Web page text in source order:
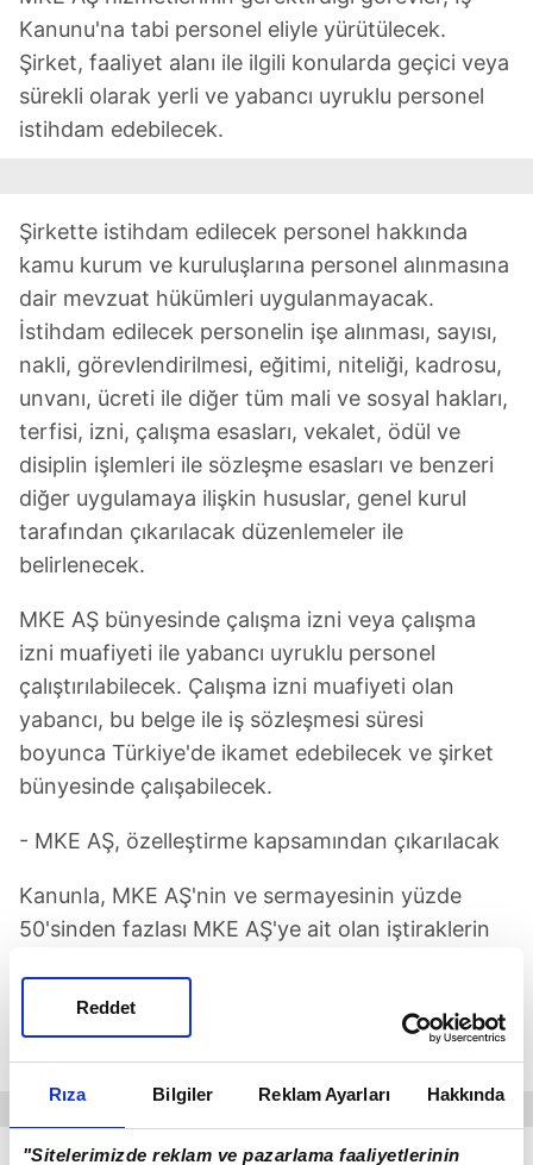
Rıza Bilgiler Reklam Ayarları Hakkında
"Sitelerimizde reklam ve pazarlama faaliyetlerinin
Reddet
Kanunu'na tabi personel eliyle yürütülecek.
Şirket, faaliyet alanı ile ilgili konularda geçici veya
sürekli olarak yerli ve yabancı uyruklu personel
istihdam edebilecek.
Şirkette istihdam edilecek personel hakkında
kamu kurum ve kuruluşlarına personel alınmasına
dair mevzuat hükümleri uygulanmayacak.
İstihdam edilecek personelin işe alınması, sayısı,
nakli, görevlendirilmesi, eğitimi, niteliği, kadrosu,
unvanı, ücreti ile diğer tüm mali ve sosyal hakları,
terfisi, izni, çalışma esasları, vekalet, ödül ve
disiplin işlemleri ile sözleşme esasları ve benzeri
diğer uygulamaya ilişkin hususlar, genel kurul
tarafından çıkarılacak düzenlemeler ile
belirlenecek.
MKE AŞ bünyesinde çalışma izni veya çalışma
izni muafiyeti ile yabancı uyruklu personel
çalıştırılabilecek. Çalışma izni muafiyeti olan
yabancı, bu belge ile iş sözleşmesi süresi
boyunca Türkiye'de ikamet edebilecek ve şirket
bünyesinde çalışabilecek.
- MKE AŞ, özelleştirme kapsamından çıkarılacak
Kanunla, MKE AŞ'nin ve sermayesinin yüzde
50'sinden fazlası MKE AŞ'ye ait olan iştiraklerin
düzenlenecek. Türk Ticaret Kanunu'nun anonim
şirketler hakkında uygulanan birtakım hükümleri,
MKE AŞ hakkında uygulanmayacak.